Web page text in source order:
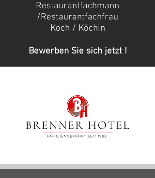
Restaurantfachmann
/Restaurantfachfrau
Koch / Köchin
Bewerben Sie sich jetzt !